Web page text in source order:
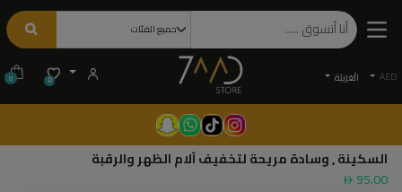
AED الْعَرَبيّة 0
0
السكينة , وسادة مريحة لتخفيف آلام الظهر والرقبة
95.00